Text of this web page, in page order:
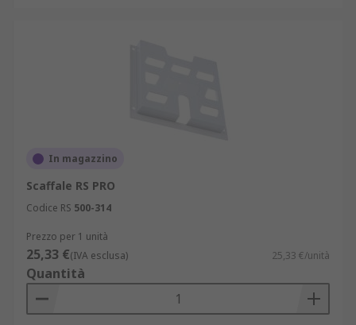
In magazzino
Scaffale RS PRO
Codice RS 500-314
Prezzo per 1 unità
25,33 €(IVA esclusa) 25,33 €/unità
Quantità